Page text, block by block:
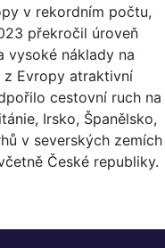
v rekordním počtu,
překročil úroveň
vysoké náklady na
Evropy atraktivní
cestovní ruch na
Irsko, Španělsko,
v severských zemích
České republiky.